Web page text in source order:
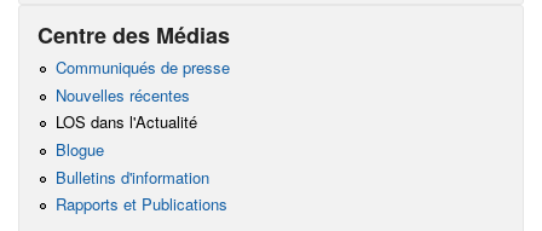
Centre des Médias
Communiqués de presse
Nouvelles récentes
LOS dans l'Actualité
Blogue
Bulletins d'information
Rapports et Publications